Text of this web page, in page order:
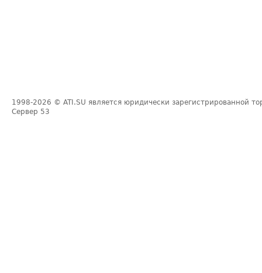
1998-2026 © ATI.SU является юридически зарегистрированной
Сервер 53